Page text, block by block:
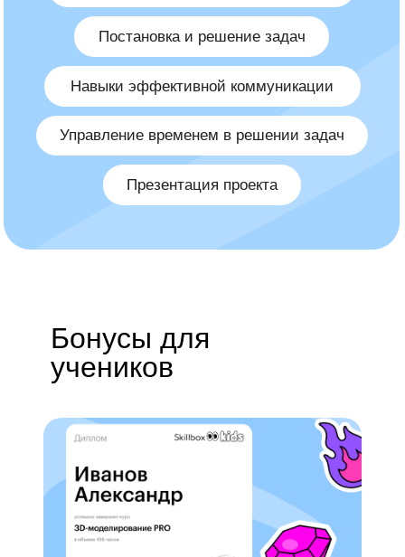
Бонусы для
учеников